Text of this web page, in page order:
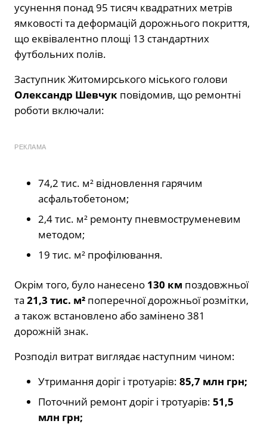
усунення понад 95 тисяч квадратних метрів
ямковості та деформацій дорожнього покриття,
що еквівалентно площі 13 стандартних
футбольних полів.
Заступник Житомирського міського голови
Олександр Шевчук повідомив, що ремонтні
роботи включали:
РЕКЛАМА
74,2 тис. м² відновлення гарячим
асфальтобетоном;
2,4 тис. м² ремонту пневмоструменевим
методом;
19 тис. м² профілювання.
Окрім того, було нанесено 130 км поздовжньої
та 21,3 тис. м² поперечної дорожньої розмітки,
а також встановлено або замінено 381
дорожній знак.
Розподіл витрат виглядає наступним чином:
Утримання доріг і тротуарів: 85,7 млн грн;
Поточний ремонт доріг і тротуарів: 51,5
млн грн;